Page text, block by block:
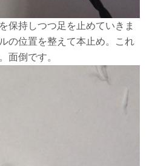
保持しつつ足を止めていきま
の位置を整えて本止め。これ
面倒です。